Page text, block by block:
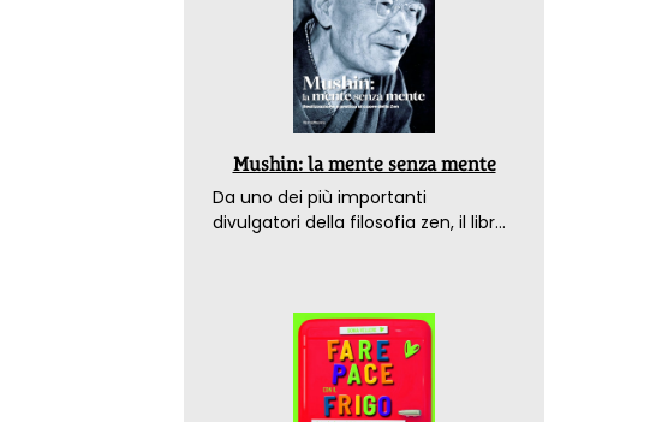
Mushin: la mente senza mente
Da uno dei più importanti
divulgatori della filosofia zen, il libro